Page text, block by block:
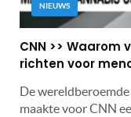
NIEUWS
CNN >>
richten voor
De
maakte voor CNN